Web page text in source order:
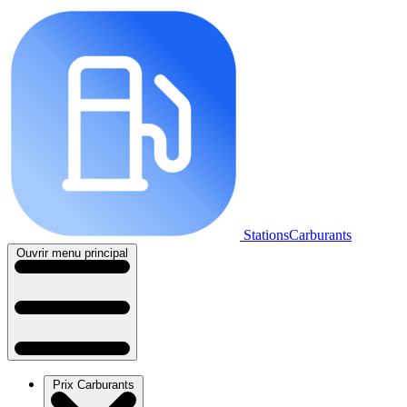
StationsCarburants
Ouvrir menu principal
Prix Carburants